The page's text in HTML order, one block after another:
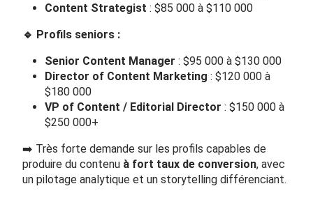
Content Strategist : $85 000 à $110 000
🔹 Profils seniors :
Senior Content Manager : $95 000 à $130 000
Director of Content Marketing : $120 000 à
$180 000
VP of Content / Editorial Director : $150 000 à
$250 000+
➡️ Très forte demande sur les profils capables de
produire du contenu à fort taux de conversion, avec
un pilotage analytique et un storytelling différenciant.